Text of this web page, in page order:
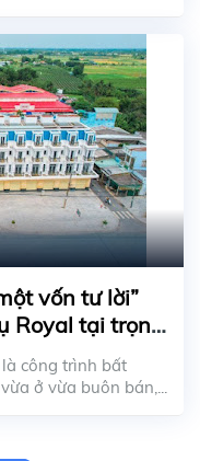
vốn tư lời”
Royal tại trọng
công trình bất
ở vừa buôn bán,...